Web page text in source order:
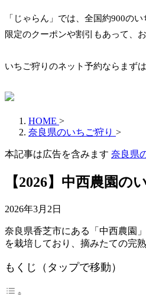
「じゃらん」では、全国約900の
限定のクーポンや割引もあって、
いちご狩りのネット予約ならまず
HOME >
奈良県のいちご狩り >
本記事は広告を含みます 奈良県
【2026】中西農園の
2026年3月2日
奈良県香芝市にある「中西農園
を栽培しており、摘みたての完
もくじ（タップで移動）